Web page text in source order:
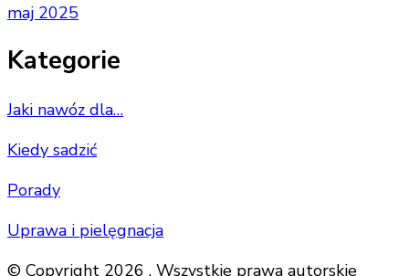
maj 2025
Kategorie
Jaki nawóz dla…
Kiedy sadzić
Porady
Uprawa i pielęgnacja
© Copyright 2026 . Wszystkie prawa autorskie